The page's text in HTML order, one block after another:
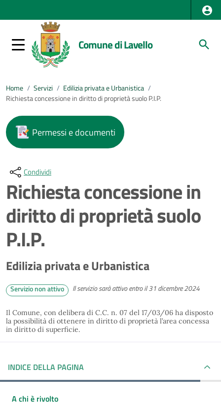
Comune di Lavello
Home / Servizi / Edilizia privata e Urbanistica /
Richiesta concessione in diritto di proprietà suolo P.I.P.
Permessi e documenti
Condividi
Richiesta concessione in
diritto di proprietà suolo
P.I.P.
Edilizia privata e Urbanistica
Servizio non attivo Il servizio sarà attivo entro il 31 dicembre 2024
Il Comune, con delibera di C.C. n. 07 del 17/03/06 ha disposto
la possibilità di ottenere in diritto di proprietà l’area concessa
in diritto di superficie.
INDICE DELLA PAGINA
A chi è rivolto